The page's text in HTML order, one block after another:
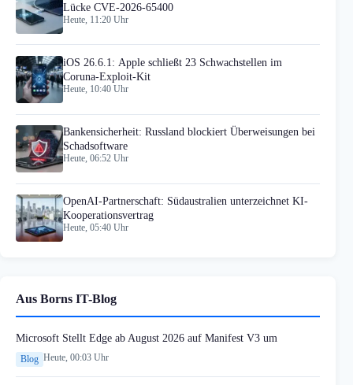
Lücke CVE-2026-65400
Heute, 11:20 Uhr
iOS 26.6.1: Apple schließt 23 Schwachstellen im
Coruna-Exploit-Kit
Heute, 10:40 Uhr
Bankensicherheit: Russland blockiert Überweisungen bei
Schadsoftware
Heute, 06:52 Uhr
OpenAI-Partnerschaft: Südaustralien unterzeichnet KI-
Kooperationsvertrag
Heute, 05:40 Uhr
Aus Borns IT-Blog
Microsoft Stellt Edge ab August 2026 auf Manifest V3 um
Blog Heute, 00:03 Uhr